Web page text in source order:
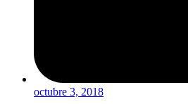
octubre 3, 2018